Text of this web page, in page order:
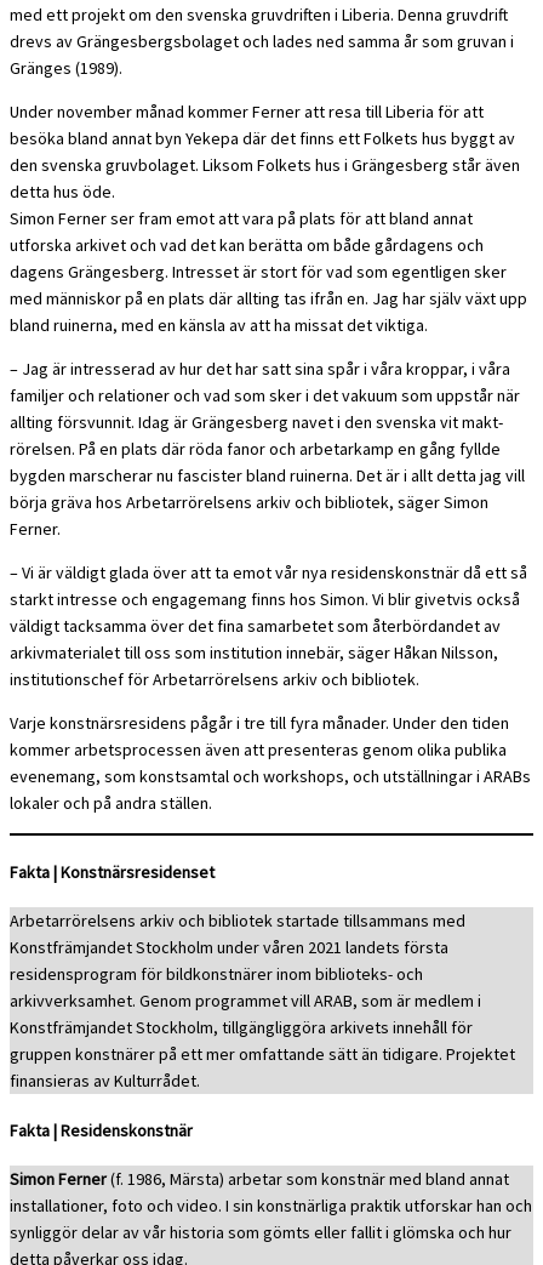
med ett projekt om den svenska gruvdriften i Liberia. Denna gruvdrift
drevs av Grängesbergsbolaget och lades ned samma år som gruvan i
Gränges (1989).
Under november månad kommer Ferner att resa till Liberia för att
besöka bland annat byn Yekepa där det finns ett Folkets hus byggt av
den svenska gruvbolaget. Liksom Folkets hus i Grängesberg står även
detta hus öde.
Simon Ferner ser fram emot att vara på plats för att bland annat
utforska arkivet och vad det kan berätta om både gårdagens och
dagens Grängesberg. Intresset är stort för vad som egentligen sker
med människor på en plats där allting tas ifrån en. Jag har själv växt upp
bland ruinerna, med en känsla av att ha missat det viktiga.
– Jag är intresserad av hur det har satt sina spår i våra kroppar, i våra
familjer och relationer och vad som sker i det vakuum som uppstår när
allting försvunnit. Idag är Grängesberg navet i den svenska vit makt-
rörelsen. På en plats där röda fanor och arbetarkamp en gång fyllde
bygden marscherar nu fascister bland ruinerna. Det är i allt detta jag vill
börja gräva hos Arbetarrörelsens arkiv och bibliotek, säger Simon
Ferner.
– Vi är väldigt glada över att ta emot vår nya residenskonstnär då ett så
starkt intresse och engagemang finns hos Simon. Vi blir givetvis också
väldigt tacksamma över det fina samarbetet som återbördandet av
arkivmaterialet till oss som institution innebär, säger Håkan Nilsson,
institutionschef för Arbetarrörelsens arkiv och bibliotek.
Varje konstnärsresidens pågår i tre till fyra månader. Under den tiden
kommer arbetsprocessen även att presenteras genom olika publika
evenemang, som konstsamtal och workshops, och utställningar i ARABs
lokaler och på andra ställen.
Fakta | Konstnärsresidenset
Arbetarrörelsens arkiv och bibliotek startade tillsammans med
Konstfrämjandet Stockholm under våren 2021 landets första
residensprogram för bildkonstnärer inom biblioteks- och
arkivverksamhet. Genom programmet vill ARAB, som är medlem i
Konstfrämjandet Stockholm, tillgängliggöra arkivets innehåll för
gruppen konstnärer på ett mer omfattande sätt än tidigare. Projektet
finansieras av Kulturrådet.
Fakta | Residenskonstnär
Simon Ferner(f. 1986, Märsta) arbetar som konstnär med bland annat
installationer, foto och video. I sin konstnärliga praktik utforskar han och
synliggör delar av vår historia som gömts eller fallit i glömska och hur
detta påverkar oss idag.